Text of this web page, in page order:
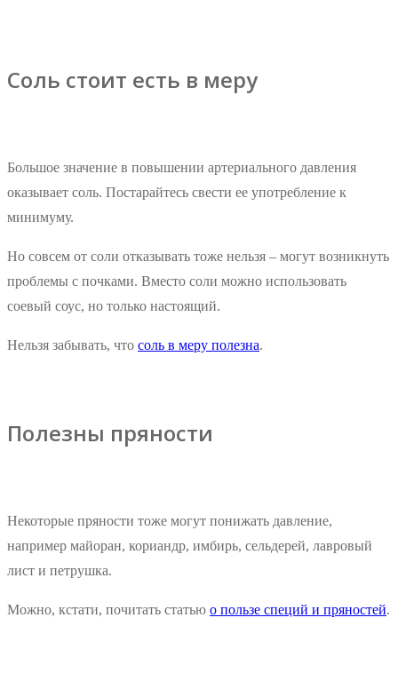
Соль стоит есть в меру
Большое значение в повышении артериального давления
оказывает соль. Постарайтесь свести ее употребление к
минимуму.
Но совсем от соли отказывать тоже нельзя – могут возникнуть
проблемы с почками. Вместо соли можно использовать
соевый соус, но только настоящий.
Нельзя забывать, что соль в меру полезна.
Полезны пряности
Некоторые пряности тоже могут понижать давление,
например майоран, кориандр, имбирь, сельдерей, лавровый
лист и петрушка.
Можно, кстати, почитать статью о пользе специй и пряностей.